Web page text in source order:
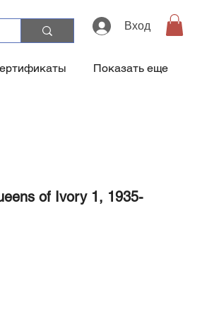
Вход
Показать еще
of Ivory 1, 1935-